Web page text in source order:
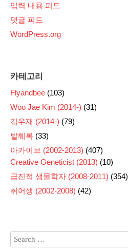
입력 내용 피드
댓글 피드
WordPress.org
카테고리
Flyandbee (103)
Woo Jae Kim (2014-) (31)
김우재 (2014-) (79)
발췌록 (33)
아카이브 (2002-2013) (407)
Creative Geneticist (2013) (10)
급진적 생물학자 (2008-2011) (354)
취어생 (2002-2008) (42)